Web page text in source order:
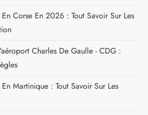
Corse En 2026 : Tout Savoir Sur Les
Charles De Gaulle - CDG :
Martinique : Tout Savoir Sur Les